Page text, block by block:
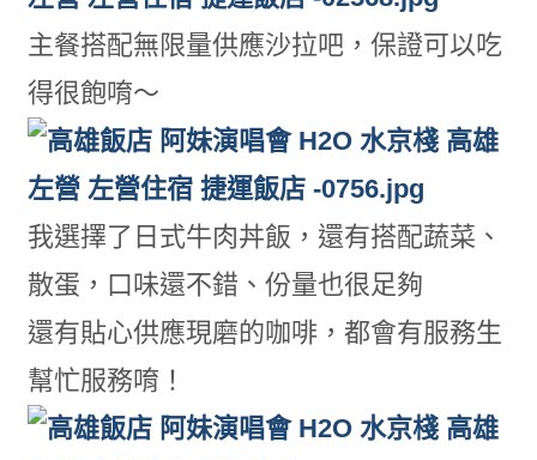
主餐搭配無限量供應沙拉吧，保證可以吃
得很飽唷～
我選擇了日式牛肉丼飯，還有搭配蔬菜、
散蛋，口味還不錯、份量也很足夠
還有貼心供應現磨的咖啡，都會有服務生
幫忙服務唷！